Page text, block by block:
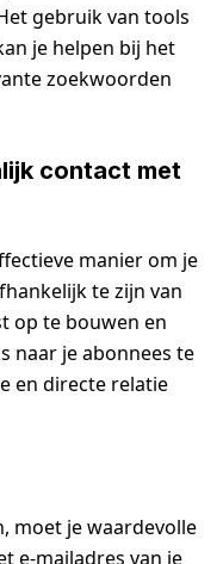
gebruik van tools
je helpen bij het
zoekwoorden
contact met
manier om je
te zijn van
op te bouwen en
naar je abonnees te
en directe relatie
moet je waardevolle
e-mailadres van je